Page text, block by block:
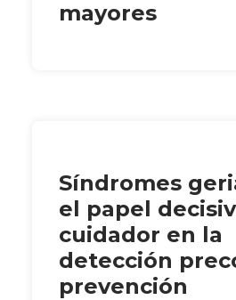
mayores
Síndromes
el papel
cuidador en la
detección
prevención